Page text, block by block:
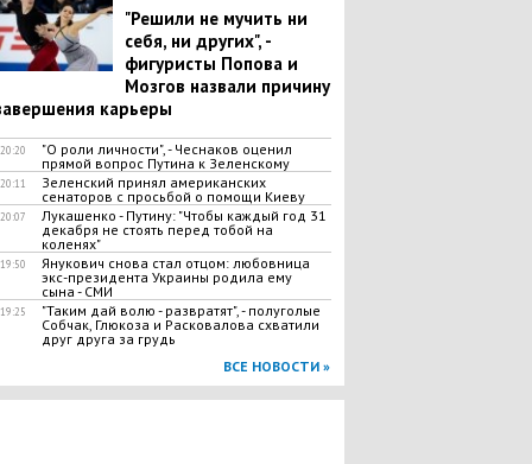
"Решили не мучить ни
себя, ни других", -
фигуристы Попова и
Мозгов назвали причину
карьеры
20:20
"О роли личности", - Чеснаков оценил
прямой вопрос Путина к Зеленскому
20:11
Зеленский принял американских
сенаторов с просьбой о помощи Киеву
20:07
Лукашенко - Путину: "Чтобы каждый год 31
декабря не стоять перед тобой на
коленях"
19:50
Янукович снова стал отцом: любовница
экс-президента Украины родила ему
сына - СМИ
19:25
"Таким дай волю - развратят", - полуголые
Собчак, Глюкоза и Расковалова схватили
друг друга за грудь
ВСЕ НОВОСТИ »